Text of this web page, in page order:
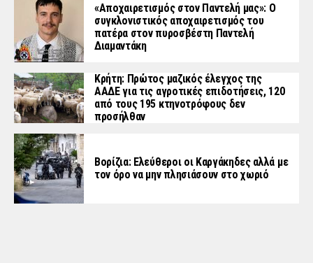
«Aποχαιρετισμός στον Παντελή μας»: Ο
συγκλονιστικός αποχαιρετισμός του
πατέρα στον πυροσβέστη Παντελή
Διαμαντάκη
Κρήτη: Πρώτος μαζικός έλεγχος της
ΑΑΔΕ για τις αγροτικές επιδοτήσεις, 120
από τους 195 κτηνοτρόφους δεν
προσήλθαν
Βορίζια: Ελεύθεροι οι Καργάκηδες αλλά με
τον όρο να μην πλησιάσουν στο χωριό